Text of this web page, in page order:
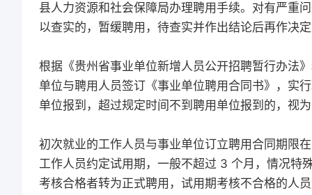
县人力资源和社会保障局办理聘用手续。对有严重
以查实的，暂缓聘用，待查实并作出结论后再作决
根据《贵州省事业单位新增人员公开招聘暂行办法
单位与聘用人员签订《事业单位聘用合同书》，实
单位报到，超过规定时间不到聘用单位报到的，视
初次就业的工作人员与事业单位订立聘用合同期限
工作人员约定试用期，一般不超过 3 个月，情况特
考核合格者转为正式聘用，试用期考核不合格的人